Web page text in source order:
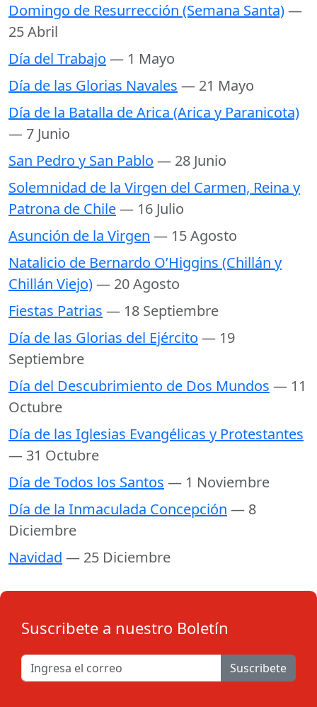
Domingo de Resurrección (Semana Santa)—
25 Abril
Día del Trabajo — 1 Mayo
Día de las Glorias Navales — 21 Mayo
Día de la Batalla de Arica (Arica y Paranicota)
— 7 Junio
San Pedro y San Pablo — 28 Junio
Solemnidad de la Virgen del Carmen, Reina y
Patrona de Chile— 16 Julio
Asunción de la Virgen — 15 Agosto
Natalicio de Bernardo O’Higgins (Chillán y
Chillán Viejo)— 20 Agosto
Fiestas Patrias — 18 Septiembre
Día de las Glorias del Ejército — 19
Septiembre
Día del Descubrimiento de Dos Mundos — 11
Octubre
Día de las Iglesias Evangélicas y Protestantes
— 31 Octubre
Día de Todos los Santos — 1 Noviembre
Día de la Inmaculada Concepción — 8
Diciembre
Navidad — 25 Diciembre
Suscribete a nuestro Boletín
Suscribete